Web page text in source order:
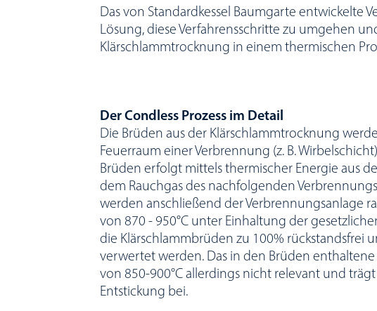
Das von Standardkessel Baumgarte entwickelte
Lösung, diese Verfahrensschritte zu umgehen
Klärschlammtrocknung in einem thermischen
Der Condless Prozess im Detail
Die Brüden aus der Klärschlammtrocknung
Feuerraum einer Verbrennung (z. B.
Brüden erfolgt mittels thermischer Energie aus
dem Rauchgas des nachfolgenden
werden anschließend der Verbrennungsanlage
von 870 - 950°C unter Einhaltung der
die Klärschlammbrüden zu 100% rückstandsfrei
verwertet werden. Das in den Brüden
von 850-900°C allerdings nicht relevant und
Entstickung bei.